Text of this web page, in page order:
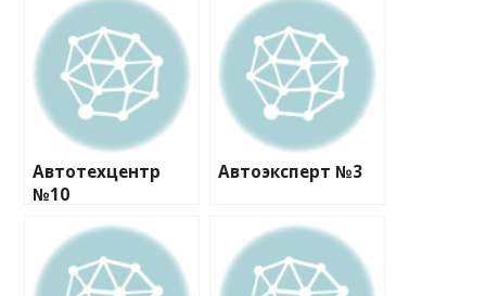
Автотехцентр
№10
Автоэксперт №3